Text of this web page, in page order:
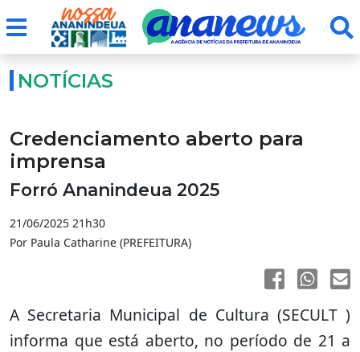
NOTÍCIAS
Credenciamento aberto para
imprensa
Forró Ananindeua 2025
21/06/2025 21h30
Por Paula Catharine (PREFEITURA)
A Secretaria Municipal de Cultura (SECULT )
informa que está aberto, no período de 21 a